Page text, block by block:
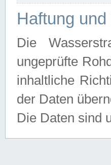
Haftung
Die
ungeprüfte
inhaltliche
der Daten
Die Daten sind